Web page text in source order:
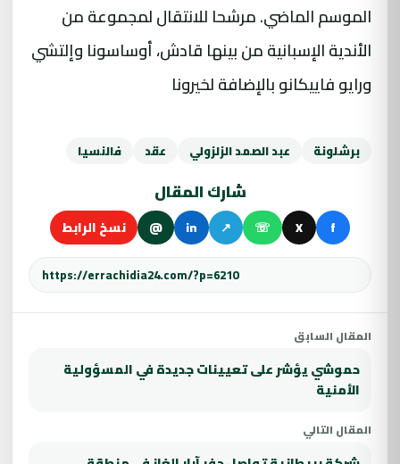
الموسم الماضي. مرشحا للانتقال لمجموعة من
الأندية الإسبانية من بينها قادش، أوساسونا وإلتشي
ورايو فاييكانو بالإضافة لخيرونا
برشلونة عبد الصمد الزلزولي عقد فالنسيا
شارك المقال
f
X
☏
↗
in
@ نسخ الرابط
المقال السابق
حموشي يؤشر على تعيينات جديدة في المسؤولية
الأمنية
المقال التالي